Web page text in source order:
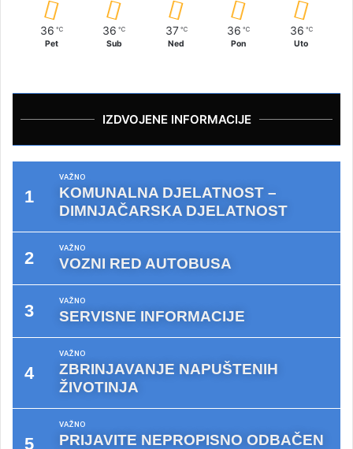
36 ℃
Pet
36 ℃
Sub
37 ℃
Ned
36 ℃
Pon
36 ℃
Uto
IZDVOJENE INFORMACIJE
VAŽNO
KOMUNALNA DJELATNOST –
DIMNJAČARSKA DJELATNOST
VAŽNO
VOZNI RED AUTOBUSA
VAŽNO
SERVISNE INFORMACIJE
VAŽNO
ZBRINJAVANJE NAPUŠTENIH
ŽIVOTINJA
VAŽNO
PRIJAVITE NEPROPISNO ODBAČEN